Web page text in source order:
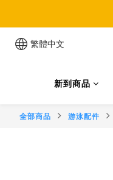
繁體中文
新到商品
全部商品 游泳配件